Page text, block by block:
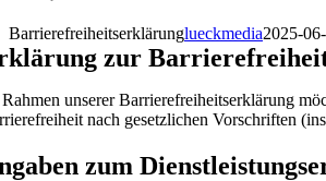
Barrierefreiheitserklärunglueckmedia2025-
zur
unserer Barrierefreiheitserklärung
nach gesetzlichen Vorschriften
zum